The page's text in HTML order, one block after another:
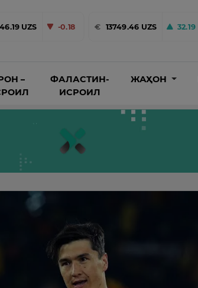
UZS -0.18 € 13749.46 UZS 32.19
–
ФАЛАСТИН-
ИСРОИЛ
ЖАҲОН